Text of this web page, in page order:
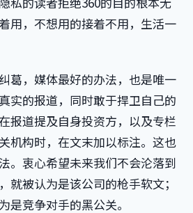
用，不想用的接着不用，生活一
葛，媒体最好的办法，也是唯一
实的报道，同时敢于捍卫自己的
报道提及自身投资方，以及专栏
机构时，在文末加以标注。这也
。衷心希望未来我们不会沦落到
就被认为是该公司的枪手软文；
是竞争对手的黑公关。